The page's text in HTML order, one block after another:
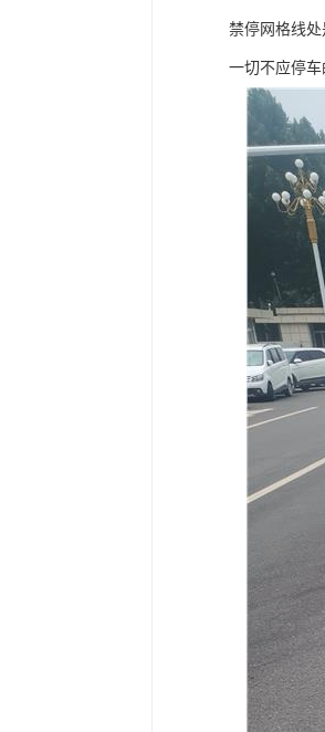
禁停网格线
一切不应停车